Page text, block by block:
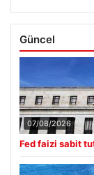
Güncel
07/08/2026
Fed faizi sabit